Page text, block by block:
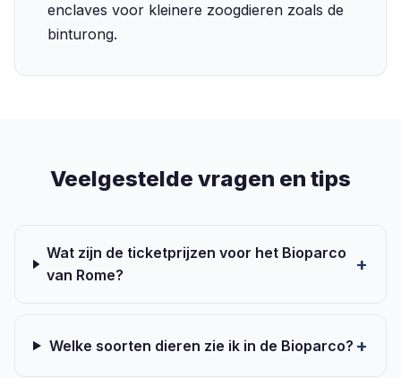
enclaves voor kleinere zoogdieren zoals de
binturong.
Veelgestelde vragen en tips
Wat zijn de ticketprijzen voor het Bioparco
van Rome?
Welke soorten dieren zie ik in de Bioparco?